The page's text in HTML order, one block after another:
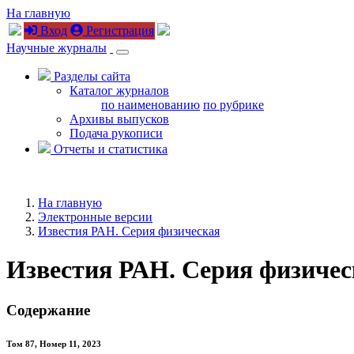
На главную
Вход
Регистрация
Научные журналы
Разделы сайта
Каталог журналов
по наименованию по рубрике
Архивы выпусков
Подача рукописи
Отчеты и статистика
На главную
Электронные версии
Известия РАН. Серия физическая
Известия РАН. Серия
Содержание
Том 87, Номер 11, 2023